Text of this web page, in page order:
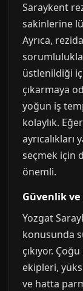
Saraykent
sakinlerine
Ayrıca,
üstlenildiği
çıkarmaya
yoğun iş
kolaylık.
seçmek için
önemli.
Güvenlik
Yozgat
konusunda
çıkıyor.
ekipleri,
ve hatta